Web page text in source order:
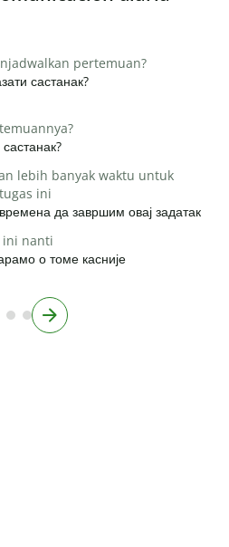
pertemuan?
састанак?
lebih banyak waktu untuk
ini
да завршим овај задатак
ini nanti
о томе касније